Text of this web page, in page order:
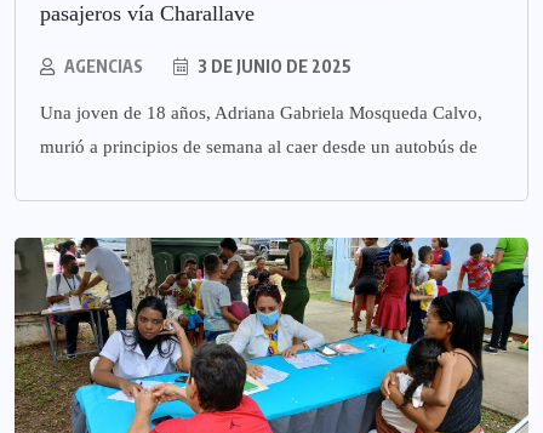
pasajeros vía Charallave
AGENCIAS 3 DE JUNIO DE 2025
Una joven de 18 años, Adriana Gabriela Mosqueda Calvo,
murió a principios de semana al caer desde un autobús de